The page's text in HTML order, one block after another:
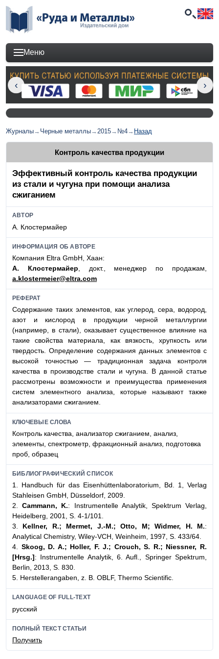
Меню
Журналы→ Черные металлы→2015→ №4→ Назад
Контроль качества продукции
Эффективный контроль качества продукции
из стали и чугуна при помощи анализа
сжиганием
АВТОР
А. Клостермайер
ИНФОРМАЦИЯ ОБ АВТОРЕ
Компания Eltra GmbH, Хаан:
А. Клостермайер , докт., менеджер по продажам,
a.klostermeier@eltra.com
РЕФЕРАТ
Содержание таких элементов, как углерод, сера, водород,
азот и кислород в продукции черной металлургии
(например, в стали), оказывает существенное влияние на
такие свойства материала, как вязкость, хрупкость или
твердость. Определение содержания данных элементов с
высокой точностью — традиционная задача контроля
качества в производстве стали и чугуна. В данной статье
рассмотрены возможности и преимущества применения
систем элементного анализа, которые называют также
анализаторами сжиганием.
КЛЮЧЕВЫЕ СЛОВА
Контроль качества, анализатор сжиганием, анализ,
элементы, спектрометр, фракционный анализ, подготовка
проб, образец
БИБЛИОГРАФИЧЕСКИЙ СПИСОК
1. Handbuch für das Eisenhüttenlaboratorium, Bd. 1, Verlag
Stahleisen GmbH, Düsseldorf, 2009.
2.
Cammann, K.: Instrumentelle Analytik, Spektrum Verlag,
Heidelberg, 2001, S. 4-1/101.
3.
Kellner, R.; Mermet, J.-M.; Otto, M; Widmer, H. M.:
Analytical Chemistry, Wiley-VCH, Weinheim, 1997, S. 433/64.
4. Skoog, D. A.; Holler, F. J.; Crouch, S. R.; Niessner, R.
[Hrsg.]: Instrumentelle Analytik, 6. Aufl., Springer Spektrum,
Berlin, 2013, S. 830.
5. Herstellerangaben, z. B. OBLF, Thermo Scientific.
LANGUAGE OF FULL-TEXT
русский
ПОЛНЫЙ ТЕКСТ СТАТЬИ
Получить